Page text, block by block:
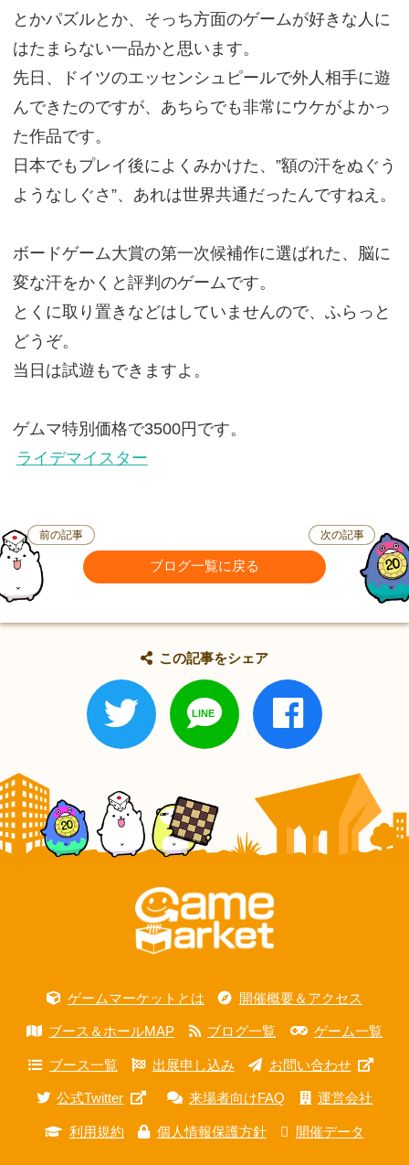
とかパズルとか、そっち方面のゲームが好きな人に
はたまらない一品かと思います。
先日、ドイツのエッセンシュピールで外人相手に遊
んできたのですが、あちらでも非常にウケがよかっ
た作品です。
日本でもプレイ後によくみかけた、”額の汗をぬぐう
ようなしぐさ”、あれは世界共通だったんですねえ。
ボードゲーム大賞の第一次候補作に選ばれた、脳に
変な汗をかくと評判のゲームです。
とくに取り置きなどはしていませんので、ふらっと
どうぞ。
当日は試遊もできますよ。
ゲムマ特別価格で3500円です。
ライデマイスター
前の記事
ブログ一覧に戻る
次の記事
この記事をシェア
ゲームマーケットとは 開催概要＆アクセス
ブース＆ホールMAP ブログ一覧 ゲーム一覧
ブース一覧 出展申し込み お問い合わせ
公式Twitter 来場者向けFAQ 運営会社
利用規約 個人情報保護方針 開催データ